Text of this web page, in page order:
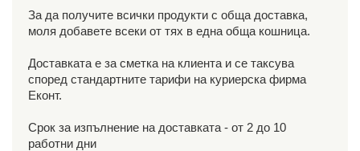
За да получите всички продукти с обща доставка,
моля добавете всеки от тях в една обща кошница.
Доставката е за сметка на клиента и се таксува
според стандартните тарифи на куриерска фирма
Еконт.
Срок за изпълнение на доставката - от 2 до 10
работни дни